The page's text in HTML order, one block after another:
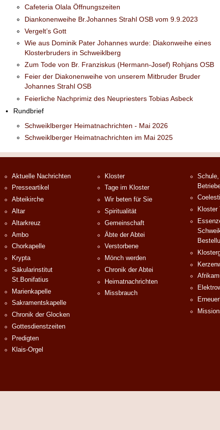
Cafeteria Olala Öffnungszeiten
Diankonenweihe Br.Johannes Strahl OSB vom 9.9.2023
Vergelt’s Gott
Wie aus Dominik Pater Johannes wurde: Diakonweihe eines
Klosterbruders in Schweiklberg
Zum Tode von Br. Franziskus (Hermann-Josef) Rohjans OSB
Feier der Diakonenweihe von unserem Mitbruder Bruder
Johannes Strahl OSB
Feierliche Nachprimiz des Neupriesters Tobias Asbeck
Rundbrief
Schweiklberger Heimatnachrichten - Mai 2026
Schweiklberger Heimatnachrichten im Mai 2025
Aktuelle Nachrichten
Presseartikel
Abteikirche
Altar
Altarkreuz
Ambo
Chorkapelle
Krypta
Säkularinstitut
St.Bonifatius
Marienkapelle
Sakramentskapelle
Chronik der Glocken
Gottesdienstzeiten
Predigten
Klais-Orgel
Kloster
Tage im Kloster
Wir beten für Sie
Spiritualität
Gemeinschaft
Äbte der Abtei
Verstorbene
Mönch werden
Chronik der Abtei
Heimatnachrichten
Missbrauch
Kloster